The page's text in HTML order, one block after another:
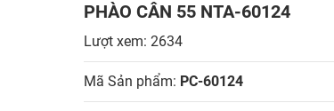
PHÀO CÂN 55 NTA-60124
Lượt xem: 2634
Mã Sản phẩm: PC-60124